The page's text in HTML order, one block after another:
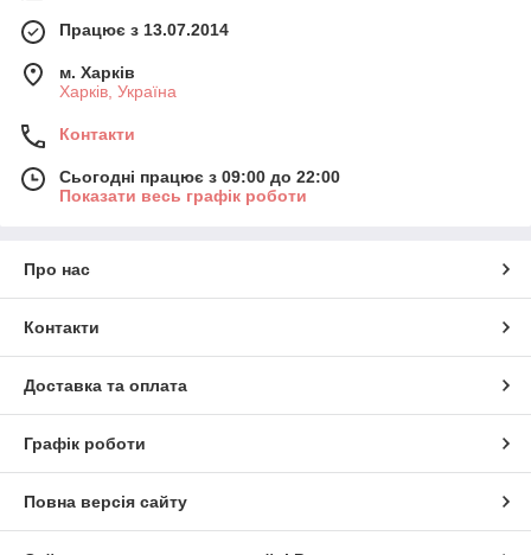
Працює з 13.07.2014
м. Харків
Харків, Україна
Контакти
Сьогодні працює з 09:00 до 22:00
Показати весь графік роботи
Про нас
Контакти
Доставка та оплата
Графік роботи
Повна версія сайту